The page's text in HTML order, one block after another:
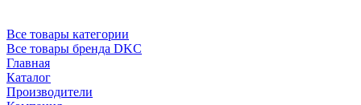
Все товары категории
Все товары бренда DKC
Главная
Каталог
Производители